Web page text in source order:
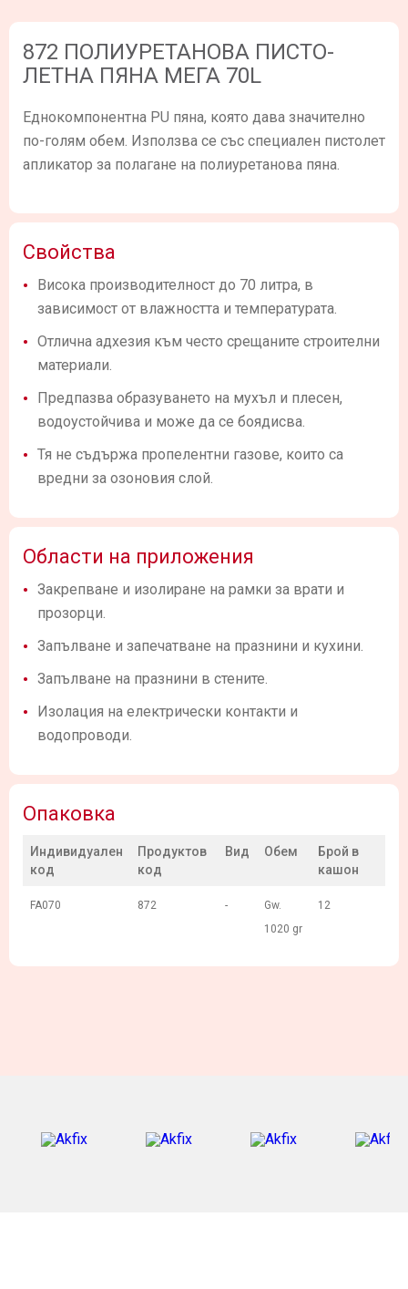
872 ПОЛИУРЕТАНОВА ПИСТО-
ЛЕТНА ПЯНА МЕГА 70L
Еднокомпонентна PU пяна, която дава значително
по-голям обем. Използва се със специален пистолет
апликатор за полагане на полиуретанова пяна.
Свойства
Висока производителност до 70 литра, в
зависимост от влажността и температурата.
Отлична адхезия към често срещаните строителни
материали.
Предпазва образуването на мухъл и плесен,
водоустойчива и може да се боядисва.
Тя не съдържа пропелентни газове, които са
вредни за озоновия слой.
Области на приложения
Закрепване и изолиране на рамки за врати и
прозорци.
Запълване и запечатване на празнини и кухини.
Запълване на празнини в стените.
Изолация на електрически контакти и
водопроводи.
Опаковка
Индивидуален
код
Продуктов
код
Вид Обем
Брой в
кашон
FA070 872 -
Gw.
1020 gr
12